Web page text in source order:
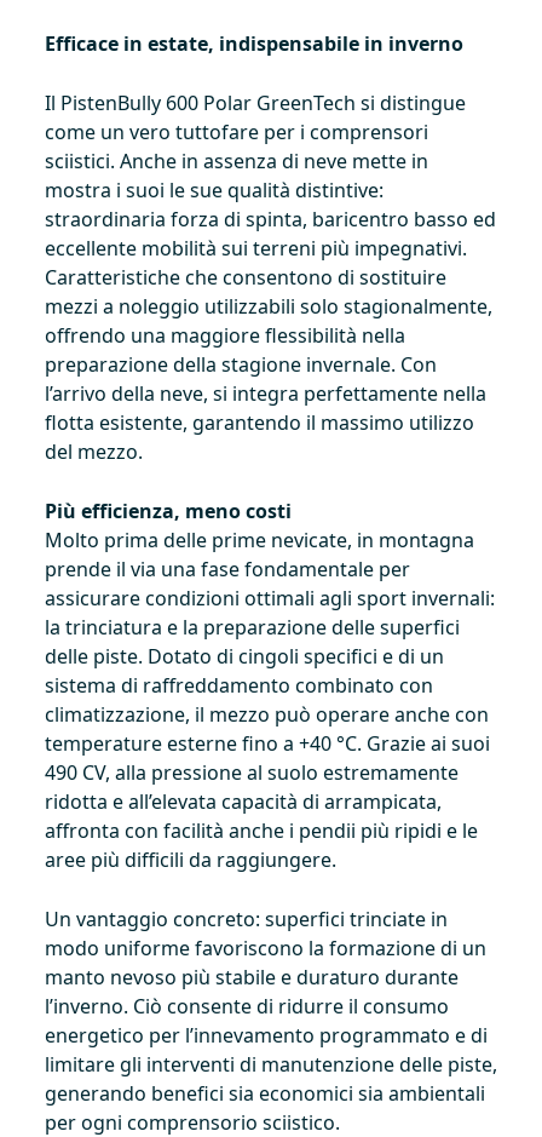
Efficace in estate, indispensabile in inverno
Il PistenBully 600 Polar GreenTech si distingue
come un vero tuttofare per i comprensori
sciistici. Anche in assenza di neve mette in
mostra i suoi le sue qualità distintive:
straordinaria forza di spinta, baricentro basso ed
eccellente mobilità sui terreni più impegnativi.
Caratteristiche che consentono di sostituire
mezzi a noleggio utilizzabili solo stagionalmente,
offrendo una maggiore flessibilità nella
preparazione della stagione invernale. Con
l’arrivo della neve, si integra perfettamente nella
flotta esistente, garantendo il massimo utilizzo
del mezzo.
Più efficienza, meno costi
Molto prima delle prime nevicate, in montagna
prende il via una fase fondamentale per
assicurare condizioni ottimali agli sport invernali:
la trinciatura e la preparazione delle superfici
delle piste. Dotato di cingoli specifici e di un
sistema di raffreddamento combinato con
climatizzazione, il mezzo può operare anche con
temperature esterne fino a +40 °C. Grazie ai suoi
490 CV, alla pressione al suolo estremamente
ridotta e all’elevata capacità di arrampicata,
affronta con facilità anche i pendii più ripidi e le
aree più difficili da raggiungere.
Un vantaggio concreto: superfici trinciate in
modo uniforme favoriscono la formazione di un
manto nevoso più stabile e duraturo durante
l’inverno. Ciò consente di ridurre il consumo
energetico per l’innevamento programmato e di
limitare gli interventi di manutenzione delle piste,
generando benefici sia economici sia ambientali
per ogni comprensorio sciistico.